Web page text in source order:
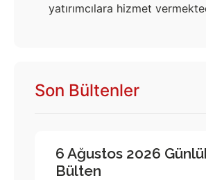
yatırımcılara hizmet
Son Bültenler
6 Ağustos 2026
Bülten